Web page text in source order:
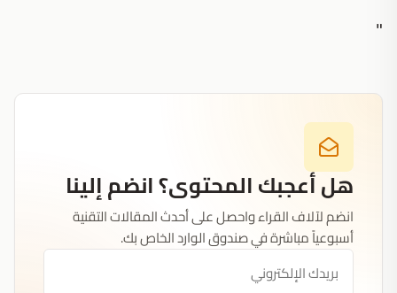
"
هل أعجبك المحتوى؟ انضم إلينا
انضم لآلاف القراء واحصل على أحدث المقالات التقنية
أسبوعياً مباشرة في صندوق الوارد الخاص بك.